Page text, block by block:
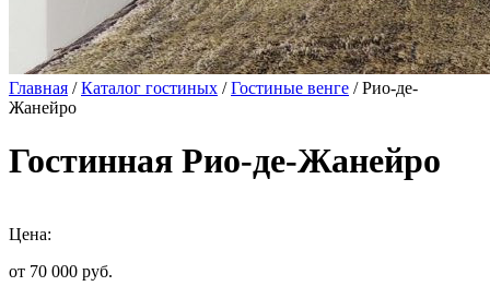
Главная /Каталог гостиных /Гостиные венге / Рио-де-
Жанейро
Гостинная Рио-де-Жанейро
Цена:
от 70 000 руб.